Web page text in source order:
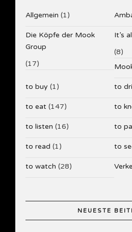
Allgemein (1)
Die Köpfe der Mook
Group
(17)
It’s
(8)
to buy (1) to
to eat (147) to
to listen (16) to
to read (1) to
to watch (28)
NEUESTE